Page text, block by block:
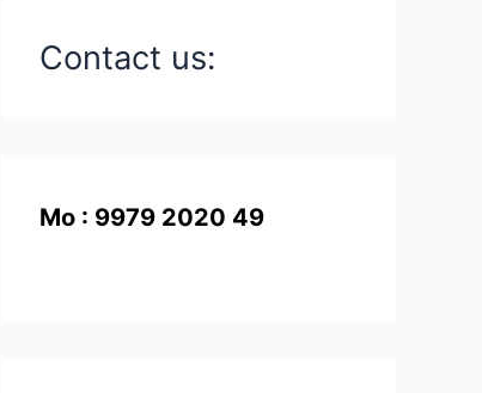
Contact us:
Mo : 9979 2020 49